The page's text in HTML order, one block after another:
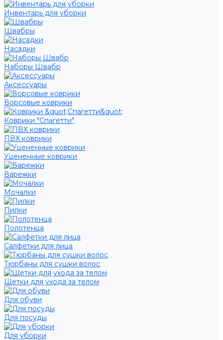
Инвентарь для уборки
Швабры
Насадки
Наборы Швабр
Аксессуары
Ворсовые коврики
Коврики "Спагетти"
ПВХ коврики
Уцененные коврики
Варежки
Мочалки
Пилки
Полотенца
Салфетки для лица
Тюрбаны для сушки волос
Щетки для ухода за телом
Для обуви
Для посуды
Для уборки